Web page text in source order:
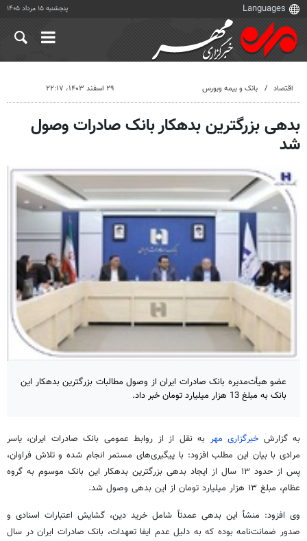
پنجشنبه ۱۵ مرداد ۱۴۰۵
اقتصاد بانک و بیمه وبورس ۲۹ اسفند ۱۴۰۳، ۲۲:۱۷
بدهی بزرگترین بدهکار بانک صادرات وصول
شد
عضو هیأت‌مدیره بانک صادرات ایران از وصول مطالبات بزرگترین بدهکار این
بانک به مبلغ 13 هزار میلیارد تومان خبر داد.
به گزارش خبرگزاری مهر به نقل از از روابط عمومی بانک صادرات ایران، یاسر
مرادی با بیان این مطلب افزود: با پیگیری‌های مستمر انجام شده و تلاش فراوان،
پس از حدود ۱۳ سال از ایجاد بدهی بزرگترین بدهکار این بانک موسوم به گروه
عظام، مبلغ ۱۳ هزار میلیارد تومان از این بدهی وصول شد.
وی افزود: منشأ این بدهی عمدتاً شامل خرید دین، گشایش اعتبارات اسنادی و
صدور ضمانت‌نامه بوده که به دلیل عدم ایفا تعهدات، بانک صادرات ایران در سال